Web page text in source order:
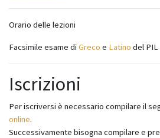
Orario delle lezioni
Facsimile esame di Greco e Latino del PIL
Iscrizioni
Per iscriversi è necessario compilare il
online.
Successivamente bisogna compilare e